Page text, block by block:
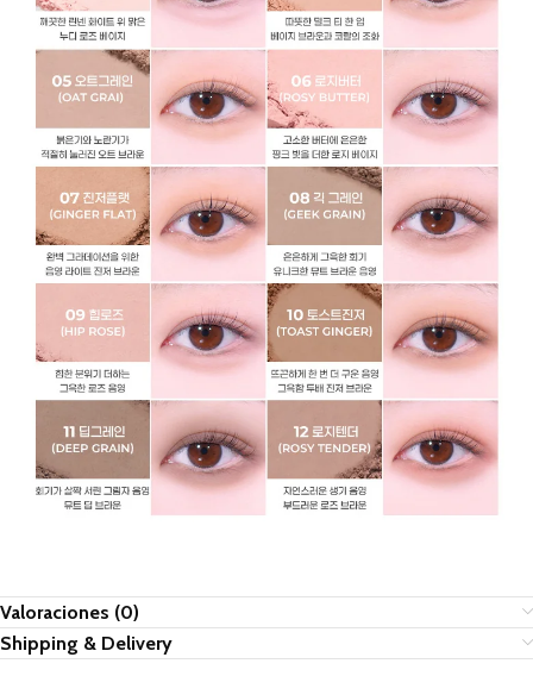
Valoraciones (0)
Shipping & Delivery